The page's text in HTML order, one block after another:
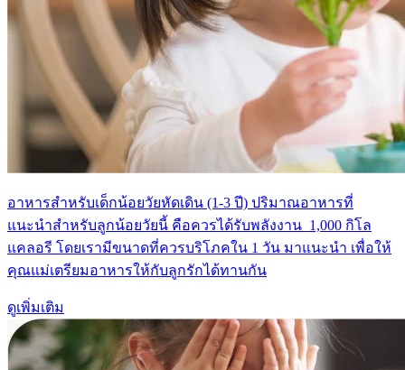
อาหารสำหรับเด็กน้อยวัยหัดเดิน (1-3 ปี) ปริมาณอาหารที่
แนะนำสำหรับลูกน้อยวัยนี้ คือควรได้รับพลังงาน 1,000 กิโล
แคลอรี โดยเรามีขนาดที่ควรบริโภคใน 1 วัน มาแนะนำ เพื่อให้
คุณแม่เตรียมอาหารให้กับลูกรักได้ทานกัน
ดูเพิ่มเติม